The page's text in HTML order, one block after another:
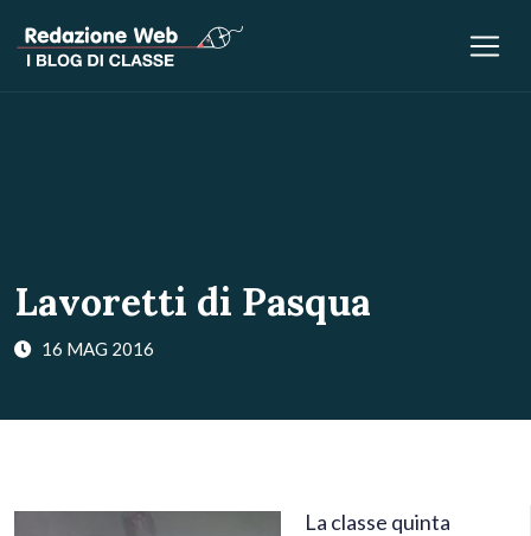
Lavoretti di Pasqua
16 MAG 2016
La classe quinta